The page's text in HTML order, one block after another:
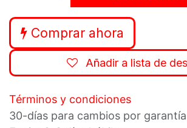
Comprar ahora
Añadir a lista de
Términos y condiciones
30-días para cambios por